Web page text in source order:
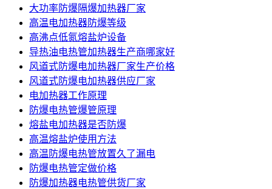
大功率防爆隔爆加热器厂家
高温电加热器防爆等级
高沸点低氮熔盐炉设备
导热油电热管加热器生产商哪家好
风道式防爆电加热器厂家生产价格
风道式防爆电加热器供应厂家
电加热器工作原理
防爆电热管爆管原理
熔盐电加热器是否防爆
高温熔盐炉使用方法
高温防爆电热管放置久了漏电
防爆电热管定做价格
防爆加热器电热管供货厂家